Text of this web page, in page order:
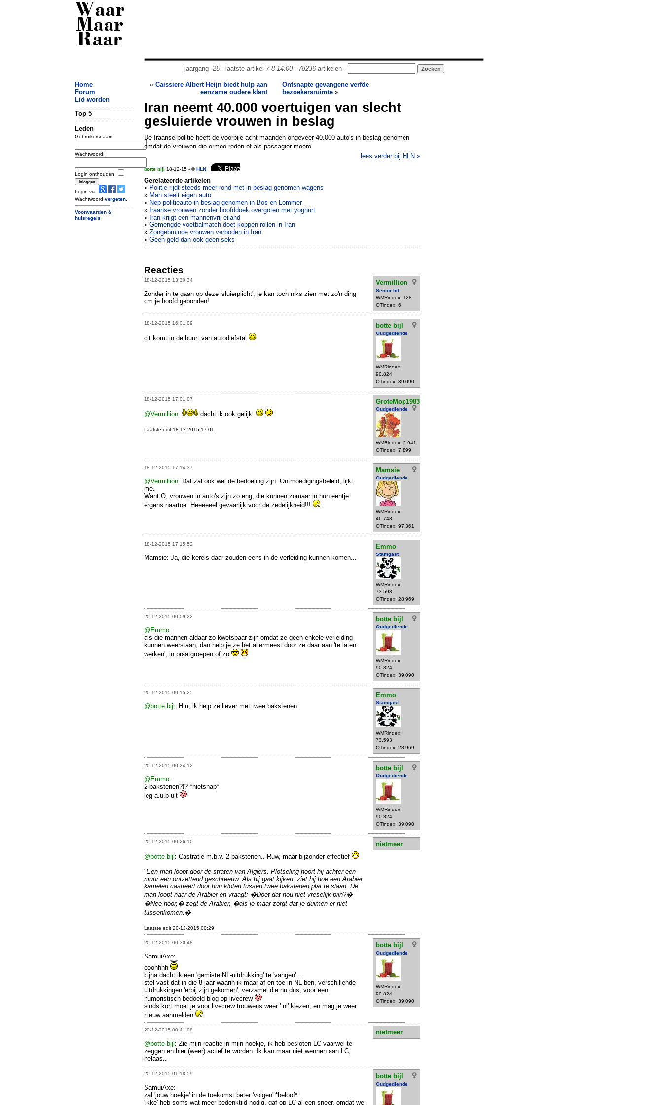
Waar
Maar
Raar
jaargang -25- laatste artikel 7-8 14:00- 78236artikelen -
Home
Forum
Lid worden
Top 5
Leden
Gebruikersnaam:
Wachtwoord:
Login onthouden
Login via:
Wachtwoord vergeten
Voorwaarden &
huisregels
« Caissiere Albert Heijn biedt hulp aan
eenzame oudere klant
Ontsnapte gevangene verfde
bezoekersruimte »
Iran neemt 40.000 voertuigen van slecht
gesluierde vrouwen in beslag
De Iraanse politie heeft de voorbije acht maanden ongeveer 40.000 auto's in beslag genomen
omdat de vrouwen die ermee reden of als passagier meere
lees verder bij HLN »
botte bijl 18-12-15 - ©HLN
Gerelateerde artikelen
» Politie rijdt steeds meer rond met in beslag genomen wagens
» Man steelt eigen auto
» Nep-politieauto in beslag genomen in Bos en Lommer
» Iraanse vrouwen zonder hoofddoek overgoten met yoghurt
» Iran krijgt een mannenvrij eiland
» Gemengde voetbalmatch doet koppen rollen in Iran
» Zongebruinde vrouwen verboden in Iran
» Geen geld dan ook geen seks
Reacties
18-12-2015 13:30:34 Vermillion
Senior lid
WMRindex: 128
OTindex: 6
Zonder in te gaan op deze 'sluierplicht', je kan toch niks zien met zo'n ding
om je hoofd gebonden!
18-12-2015 16:01:09 botte bijl
Oudgediende
WMRindex:
90.824
OTindex: 39.090
dit komt in de buurt van autodiefstal
18-12-2015 17:01:07 GroteMop1983
Oudgediende
WMRindex: 5.941
OTindex: 7.899
@Vermillion: dacht ik ook gelijk.
Laatste edit 18-12-2015 17:01
18-12-2015 17:14:37 Mamsie
Oudgediende
WMRindex:
46.743
OTindex: 97.361
@Vermillion: Dat zal ook wel de bedoeling zijn. Ontmoedigingsbeleid, lijkt
me.
Want O, vrouwen in auto's zijn zo eng, die kunnen zomaar in hun eentje
ergens naartoe. Heeeeeel gevaarlijk voor de zedelijkheid!!!
18-12-2015 17:15:52 Emmo
Stamgast
WMRindex:
73.593
OTindex: 28.969
Mamsie: Ja, die kerels daar zouden eens in de verleiding kunnen komen...
20-12-2015 00:09:22 botte bijl
Oudgediende
WMRindex:
90.824
OTindex: 39.090
@Emmo:
als die mannen aldaar zo kwetsbaar zijn omdat ze geen enkele verleiding
kunnen weerstaan, dan help je ze het allermeest door ze daar aan 'te laten
werken', in praatgroepen of zo
20-12-2015 00:15:25 Emmo
Stamgast
WMRindex:
73.593
OTindex: 28.969
@botte bijl : Hm, ik help ze liever met twee bakstenen.
20-12-2015 00:24:12 botte bijl
Oudgediende
WMRindex:
90.824
OTindex: 39.090
@Emmo:
2 bakstenen?!? *nietsnap*
leg a.u.b uit
20-12-2015 00:26:10
nietmeer
@botte bijl : Castratie m.b.v. 2 bakstenen.. Ruw, maar bijzonder effectief
"Een man loopt door de straten van Algiers. Plotseling hoort hij achter een
muur een ontzettend geschreeuw. Als hij gaat kijken, ziet hij hoe een Arabier
kamelen castreert door hun kloten tussen twee bakstenen plat te slaan. De
man loopt naar de Arabier en vraagt: �Doet dat nou niet vreselijk pijn?�
�Nee hoor,� zegt de Arabier, �als je maar zorgt dat je duimen er niet
tussenkomen.�
Laatste edit 20-12-2015 00:29
20-12-2015 00:30:48 botte bijl
Oudgediende
WMRindex:
90.824
OTindex: 39.090
SamuiAxe:
ooohhhh
bijna dacht ik een 'gemiste NL-uitdrukking' te 'vangen'....
stel vast dat in die 8 jaar waarin ik maar af en toe in NL ben, verschillende
uitdrukkingen 'erbij zijn gekomen', verzamel die nu dus, voor een
humoristisch bedoeld blog op livecrew
sinds kort moet je voor livecrew trouwens weer '.nl' kiezen, en mag je weer
nieuw aanmelden
20-12-2015 00:41:08
nietmeer
@botte bijl : Zie mijn reactie in mijn hoekje, ik heb besloten LC vaarwel te
zeggen en hier (weer) actief te worden. Ik kan maar niet wennen aan LC,
helaas..
20-12-2015 01:18:59 botte bijl
Oudgediende
SamuiAxe:
zal 'jouw hoekje' in de toekomst beter 'volgen' *beloof*
'ikke' heb soms wat meer bedenktijd nodig, gaf op LC al een sneer, omdat we